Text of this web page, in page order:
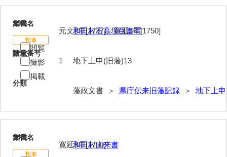
13
文書名
和田村石高境目書写
請求番号
地下上申(旧藩)13
分類
藩政文書 ＞ 県庁伝来旧藩記録 ＞ 地下上申
年代
元文2年[1737]、寛延3年[1750]
数量
1
閲覧
撮影
掲載
14
文書名
和田村由来書
年代
寛延3年[1750]